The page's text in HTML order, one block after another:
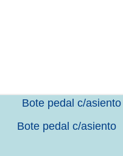
Bote pedal c/asiento